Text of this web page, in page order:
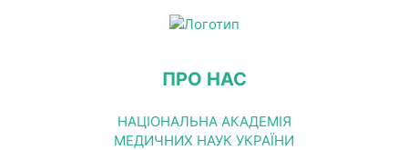
ПРО НАС
НАЦІОНАЛЬНА АКАДЕМІЯ
МЕДИЧНИХ НАУК УКРАЇНИ